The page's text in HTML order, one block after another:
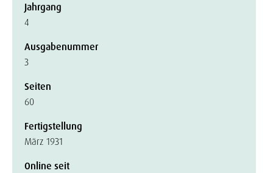
Jahrgang
4
Ausgabenummer
3
Seiten
60
Fertigstellung
März 1931
Online seit